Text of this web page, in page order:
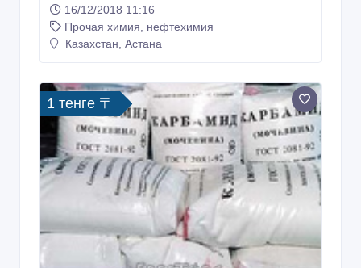
16/12/2018 11:16
Прочая химия, нефтехимия
Казахстан, Астана
1 тенге 〒